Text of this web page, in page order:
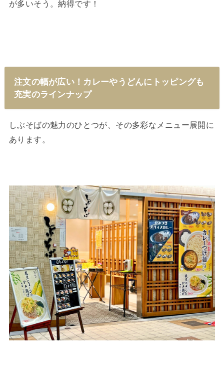
が多いそう。納得です！
注文の幅が広い！カレーやうどんにトッピングも
充実のラインナップ
しぶそばの魅力のひとつが、その多彩なメニュー展開に
あります。